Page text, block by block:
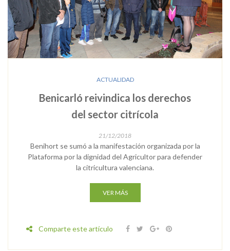
ACTUALIDAD
Benicarló reivindica los derechos
del sector citrícola
21/12/2018
Benihort se sumó a la manifestación organizada por la
Plataforma por la dignidad del Agricultor para defender
la citricultura valenciana.
VER MÁS
Comparte este artículo